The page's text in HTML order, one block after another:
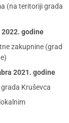
(na teritoriji grada
2022. godine
zakupnine (grad
2021. godine
Kruševca